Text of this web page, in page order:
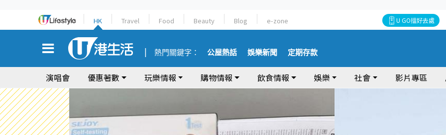
HK Travel Food Beauty Blog e-zone U GO搵好去處
熱門關鍵字： 公屋熱話 娛樂新聞 定期存款
演唱會 優惠著數 玩樂情報 購物情報 飲食情報 娛樂 社會 影片專區